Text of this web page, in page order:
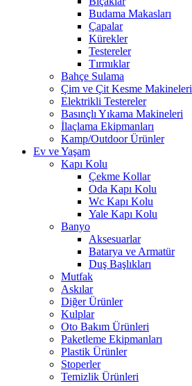
Budama Makasları
Çapalar
Kürekler
Testereler
Tırmıklar
Bahçe Sulama
Çim ve Çit Kesme Makineleri
Elektrikli Testereler
Basınçlı Yıkama Makineleri
İlaçlama Ekipmanları
Kamp/Outdoor Ürünler
Ev ve Yaşam
Kapı Kolu
Çekme Kollar
Oda Kapı Kolu
Wc Kapı Kolu
Yale Kapı Kolu
Banyo
Aksesuarlar
Batarya ve Armatür
Duş Başlıkları
Mutfak
Askılar
Diğer Ürünler
Kulplar
Oto Bakım Ürünleri
Paketleme Ekipmanları
Plastik Ürünler
Stoperler
Temizlik Ürünleri